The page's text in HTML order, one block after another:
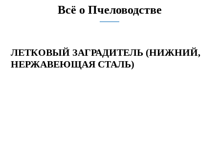
Всё о Пчеловодстве
ЛЕТКОВЫЙ ЗАГРАДИТЕЛЬ (НИЖНИЙ,
НЕРЖАВЕЮЩАЯ СТАЛЬ)